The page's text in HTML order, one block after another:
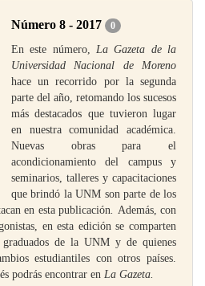
Número 8 - 2017 0
En este número, La Gazeta de la
Universidad Nacional de Moreno
hace un recorrido por la segunda
parte del año, retomando los sucesos
más destacados que tuvieron lugar
en nuestra comunidad académica.
Nuevas obras para el
acondicionamiento del campus y
seminarios, talleres y capacitaciones
que brindó la UNM son parte de los
en esta publicación. Además, con
en esta edición se comparten
de la UNM y de quienes
estudiantiles con otros países.
podrás encontrar en La Gazeta.